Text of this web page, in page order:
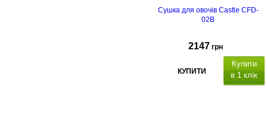
Сушка для овочів Castle CFD-
02B
2147 грн
КУПИТИ
Купити
в 1 клік